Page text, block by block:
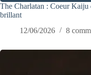
The Charlatan : Coeur Kaiju
brillant
12/06/2026
8